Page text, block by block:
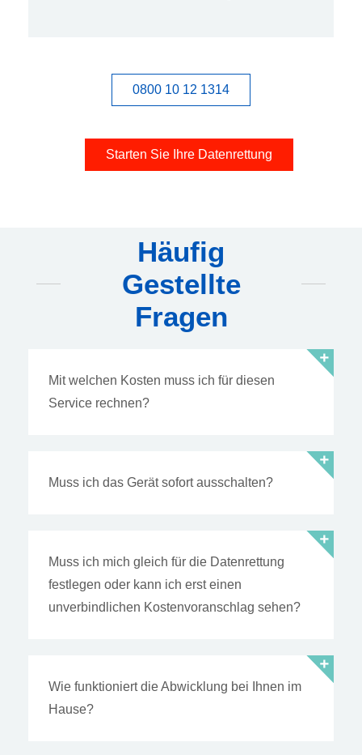
0800 10 12 1314
Starten Sie Ihre Datenrettung
Häufig
Gestellte
Fragen
Mit welchen Kosten muss ich für diesen
Service rechnen?
Muss ich das Gerät sofort ausschalten?
Muss ich mich gleich für die Datenrettung
festlegen oder kann ich erst einen
unverbindlichen Kostenvoranschlag sehen?
Wie funktioniert die Abwicklung bei Ihnen im
Hause?